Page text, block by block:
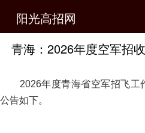
阳光高招网
青海：2026年度空军招
2026年度青海省空军招飞工
公告如下。